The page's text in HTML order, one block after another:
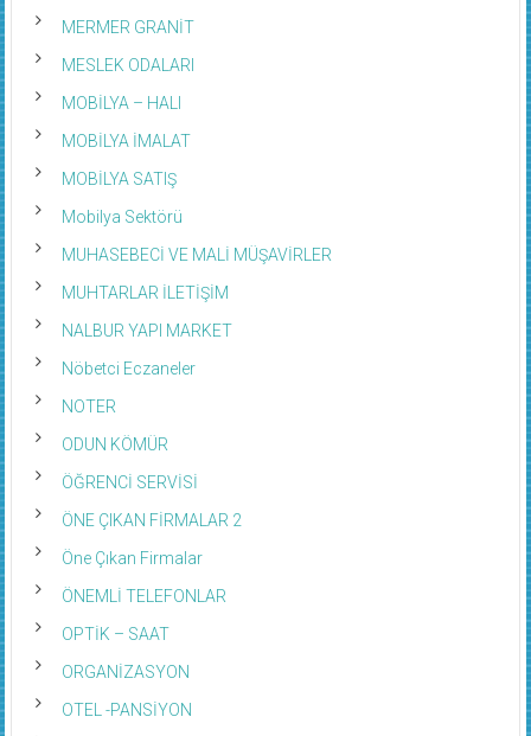
MERMER GRANİT
MESLEK ODALARI
MOBİLYA – HALI
MOBİLYA İMALAT
MOBİLYA SATIŞ
Mobilya Sektörü
MUHASEBECİ VE MALİ MÜŞAVİRLER
MUHTARLAR İLETİŞİM
NALBUR YAPI MARKET
Nöbetci Eczaneler
NOTER
ODUN KÖMÜR
ÖĞRENCİ SERVİSİ
ÖNE ÇIKAN FİRMALAR 2
Öne Çıkan Firmalar
ÖNEMLİ TELEFONLAR
OPTİK – SAAT
ORGANİZASYON
OTEL -PANSİYON